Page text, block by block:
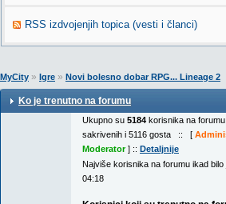
RSS izdvojenjih topica (vesti i članci)
MyCity » Igre » Novi bolesno dobar RPG... Lineage 2
Ko je trenutno na forumu
Ukupno su 5184 korisnika na
sakrivenih i 5116 gosta :: [
Moderator] :: Detaljnije
Najviše korisnika na forumu ikad bilo
04:18